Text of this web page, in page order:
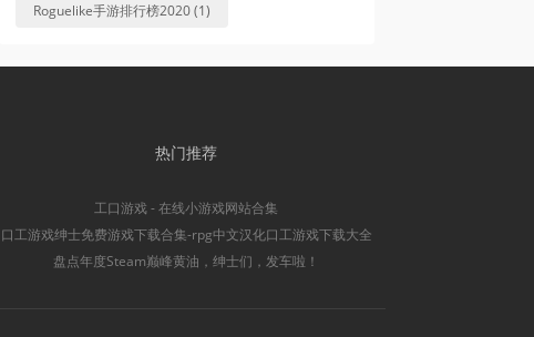
Roguelike手游排行榜2020 (1)
热门推荐
工口游戏 - 在线小游戏网站合集
口工游戏绅士免费游戏下载合集-rpg中文汉化口工游戏下载大全
盘点年度Steam巅峰黄油，绅士们，发车啦！